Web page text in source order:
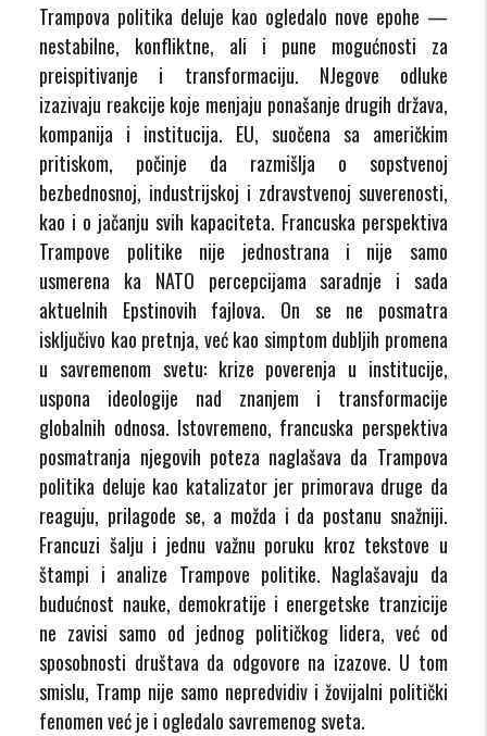
Trampova politika deluje kao ogledalo nove epohe —
nestabilne, konfliktne, ali i pune mogućnosti za
preispitivanje i transformaciju. NJegove odluke
izazivaju reakcije koje menjaju ponašanje drugih država,
kompanija i institucija. EU, suočena sa američkim
pritiskom, počinje da razmišlja o sopstvenoj
bezbednosnoj, industrijskoj i zdravstvenoj suverenosti,
kao i o jačanju svih kapaciteta. Francuska perspektiva
Trampove politike nije jednostrana i nije samo
usmerena ka NATO percepcijama saradnje i sada
aktuelnih Epstinovih fajlova. On se ne posmatra
isključivo kao pretnja, već kao simptom dubljih promena
u savremenom svetu: krize poverenja u institucije,
uspona ideologije nad znanjem i transformacije
globalnih odnosa. Istovremeno, francuska perspektiva
posmatranja njegovih poteza naglašava da Trampova
politika deluje kao katalizator jer primorava druge da
reaguju, prilagode se, a možda i da postanu snažniji.
Francuzi šalju i jednu važnu poruku kroz tekstove u
štampi i analize Trampove politike. Naglašavaju da
budućnost nauke, demokratije i energetske tranzicije
ne zavisi samo od jednog političkog lidera, već od
sposobnosti društava da odgovore na izazove. U tom
smislu, Tramp nije samo nepredvidiv i žovijalni politički
fenomen već je i ogledalo savremenog sveta.